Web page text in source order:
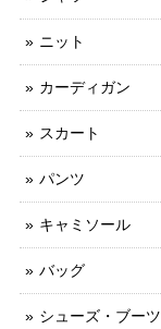
ニット
カーディガン
スカート
パンツ
キャミソール
バッグ
シューズ・ブーツ